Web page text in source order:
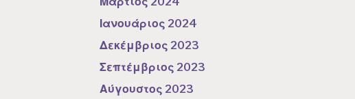
Ιανουάριος 2024
Δεκέμβριος 2023
Σεπτέμβριος 2023
Αύγουστος 2023